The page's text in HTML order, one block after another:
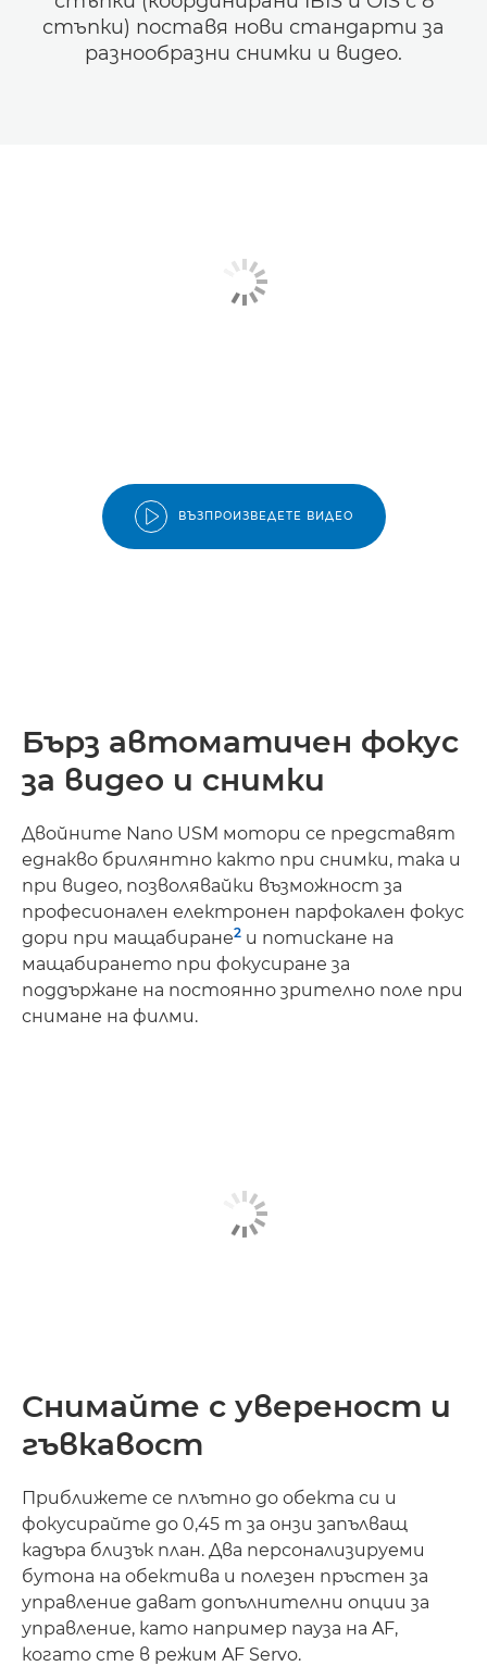
стъпки) поставя нови стандарти за
разнообразни снимки и видео.
ВЪЗПРОИЗВЕДЕТЕ ВИДЕО
Бърз автоматичен фокус
за видео и снимки
Двойните Nano USM мотори се представят
еднакво брилянтно както при снимки, така и
при видео, позволявайки възможност за
професионален електронен парфокален фокус
дори при мащабиране2 и потискане на
мащабирането при фокусиране за
поддържане на постоянно зрително поле при
снимане на филми.
Снимайте с увереност и
гъвкавост
Приближете се плътно до обекта си и
фокусирайте до 0,45 m за онзи запълващ
кадъра близък план. Два персонализируеми
бутона на обектива и полезен пръстен за
управление дават допълнителни опции за
управление, като например пауза на AF,
когато сте в режим AF Servo.